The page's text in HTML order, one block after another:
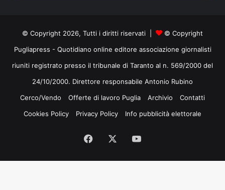
© Copyright 2026, Tutti i diritti riservati |
© Copyright
Pugliapress - Quotidiano online editore associazione giornalisti
riuniti registrato presso il tribunale di Taranto al n. 569/2000 del
24/10/2000. Direttore responsabile Antonio Rubino
Cerco/Vendo
Offerte di lavoro Puglia Archivio
Contatti
Cookies Policy
Privacy Policy Info pubblicità elettorale
Facebook
Tube